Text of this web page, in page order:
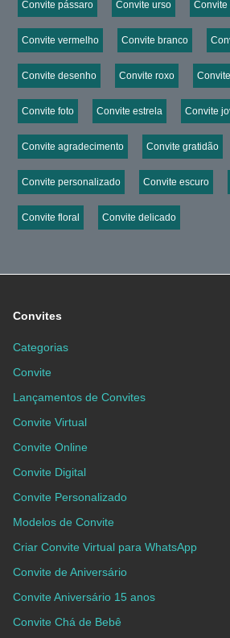
Convite pássaro Convite urso Convite
Convite vermelho Convite branco
Convite desenho Convite roxo
Convite foto Convite estrela Convite
Convite agradecimento Convite gratidão
Convite personalizado Convite escuro
Convite floral Convite delicado
Convites
Categorias
Convite
Lançamentos de Convites
Convite Virtual
Convite Online
Convite Digital
Convite Personalizado
Modelos de Convite
Criar Convite Virtual para WhatsApp
Convite de Aniversário
Convite Aniversário 15 anos
Convite Chá de Bebê